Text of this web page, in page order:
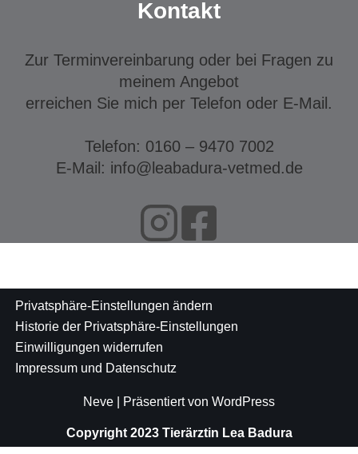
Kontakt
Zur Terminvereinbarung oder bei Fragen zu
meinem Angebot
erreichen Sie mich per Telefon oder E-Mail.
Telefon: 0160 – 9470 7002
E-Mail: info@leabadura-vetmed.de
Privatsphäre-Einstellungen ändern
Historie der Privatsphäre-Einstellungen
Einwilligungen widerrufen
Impressum und Datenschutz
Neve | Präsentiert von WordPress
Copyright 2023 Tierärztin Lea Badura